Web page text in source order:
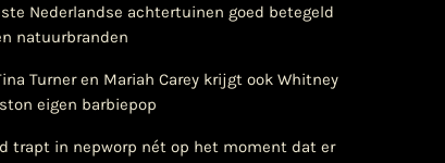
Nederlandse achtertuinen goed betegeld
natuurbranden
Turner en Mariah Carey krijgt ook Whitney
eigen barbiepop
trapt in nepworp nét op het moment dat er